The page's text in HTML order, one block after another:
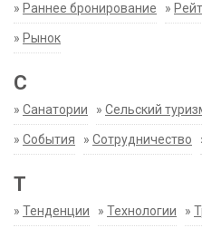
» Раннее бронирование »
» Рынок
С
» Санатории » Сельский
» События » Сотрудничество
Т
» Тенденции » Технологии »